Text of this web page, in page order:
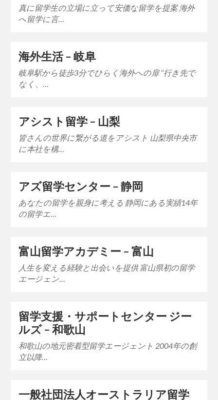
真に留学生の立場に立って安価な留学を提案 海外
へ留学に言…
海外生活 – 岐阜
岐阜駅から徒歩3分でひらく海外への扉 ’’行き先で
なく、…
アシスト留学 – 山梨
皆さんの世界に繋がる道をアシスト 山梨県中央市
に本社を構…
アズ留学センター – 静岡
あなたの留学を親身に考える 静岡にある実績14年
の留学エ…
富山留学アカデミー – 富山
人生を変える経験と出会いを提供 富山県初の留学
エージェン…
留学支援・サポートセンター ジー
ルズ – 和歌山
和歌山の地元密着型留学エージェント 2004年の創
立以降…
一般社団法人オーストラリア留学